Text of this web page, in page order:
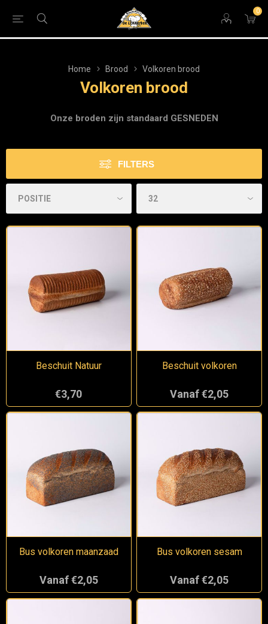
0
Home Brood Volkoren brood
Volkoren brood
Onze broden zijn standaard GESNEDEN
FILTERS
Beschuit Natuur
€3,70
Beschuit volkoren
Vanaf €2,05
Bus volkoren maanzaad
Vanaf €2,05
Bus volkoren sesam
Vanaf €2,05